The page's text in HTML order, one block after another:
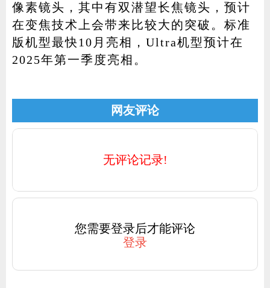
像素镜头，其中有双潜望长焦镜头，预计
在变焦技术上会带来比较大的突破。标准
版机型最快10月亮相，Ultra机型预计在
2025年第一季度亮相。
网友评论
无评论记录!
您需要登录后才能评论
登录